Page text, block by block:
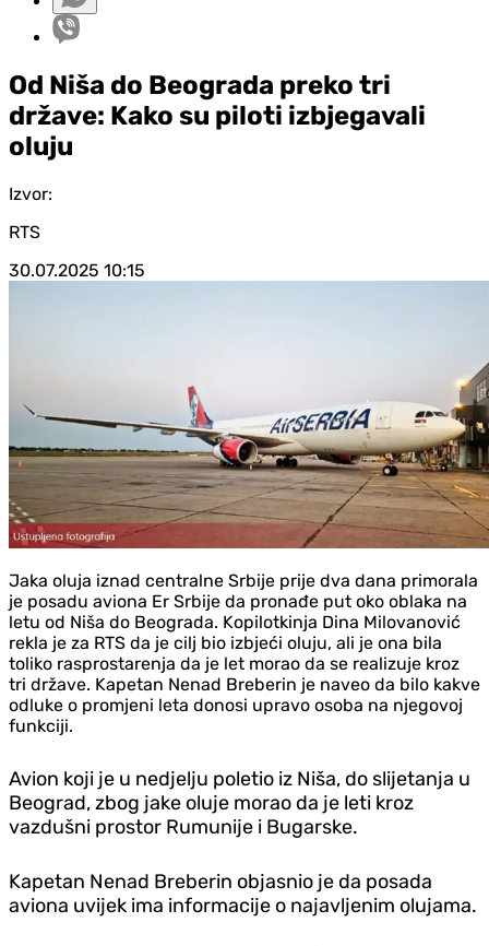
Od Niša do Beograda preko tri
države: Kako su piloti izbjegavali
oluju
Izvor:
RTS
30.07.2025 10:15
Jaka oluja iznad centralne Srbije prije dva dana primorala
je posadu aviona Er Srbije da pronađe put oko oblaka na
letu od Niša do Beograda. Kopilotkinja Dina Milovanović
rekla je za RTS da je cilj bio izbjeći oluju, ali je ona bila
toliko rasprostarenja da je let morao da se realizuje kroz
tri države. Kapetan Nenad Breberin je naveo da bilo kakve
odluke o promjeni leta donosi upravo osoba na njegovoj
funkciji.
Avion koji je u nedjelju poletio iz Niša, do slijetanja u
Beograd, zbog jake oluje morao da je leti kroz
vazdušni prostor Rumunije i Bugarske.
Kapetan Nenad Breberin objasnio je da posada
aviona uvijek ima informacije o najavljenim olujama.